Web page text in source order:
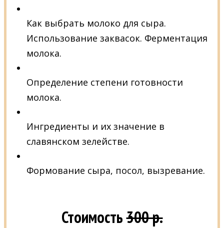
Как выбрать молоко для сыра.
Использование заквасок. Ферментация
молока.
Определение степени готовности
молока.
Ингредиенты и их значение в
славянском зелействе.
Формование сыра, посол, вызревание.
Стоимость300 р.